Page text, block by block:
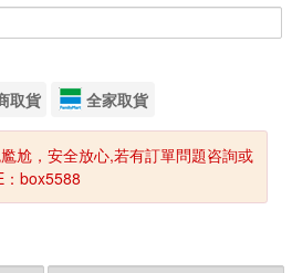
取貨 全家取貨
尬，安全放心,若有訂單問題咨詢或
box5588